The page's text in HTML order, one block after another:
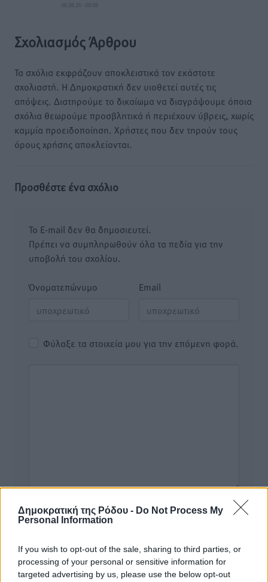
Δημοκρατική της Ρόδου - Do Not Process My
Personal Information
If you wish to opt-out of the sale, sharing to third parties, or
processing of your personal or sensitive information for
targeted advertising by us, please use the below opt-out
06.08.26 · 08:08
Σχολιασμός Άρθρου
Τα σχόλια εκφράζουν αποκλειστικά τον εκάστοτε
σχολιαστή. Η Δημοκρατική δεν υιοθετεί αυτές τις
απόψεις. Διατηρούμε το δικαίωμα να διαγράψουμε όποια
σχόλια θεωρούμε προσβλητικά ή περιέχουν ύβρεις, χωρίς
καμμία προειδοποίηση. Χρήστες που δεν τηρούν τους
όρους χρήσης αποκλείονται.
Προσθέστε ένα σχόλιο
Το E-mail δεν θα δημοσιευτεί.
Πρέπει να συμπληρωθούν όλα τα πεδία για την
υποβολή του σχολίου.
Όνοματεπώνυμο Email
Φύλαξε τα στοιχεία μου για την επόμενη φορά.
Υπενθύμιση: